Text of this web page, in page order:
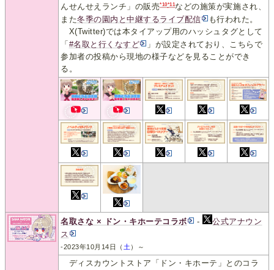
んせんせえランチ」の販売*10*11などの施策が実施され、
また冬季の園内と中継するライブ配信
も行われた。
X(Twitter)では本タイアップ用のハッシュタグとして
「 #名取と行くなすど
」が設定されており、こちらで
参加者の投稿から現地の様子などを見ることができ
る。
名取さな × ドン・キホーテコラボ -
公式アナウン
ス
-2023年10月14日（ 土）～
ディスカウントストア「ドン・キホーテ」とのコラ